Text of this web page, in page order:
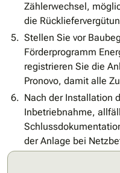
Zählerwechsel,
die
Stellen Sie vor
Förderprogramm
registrieren Sie die
Pronovo, damit alle
Nach der Installation
Inbetriebnahme,
der Anlage bei